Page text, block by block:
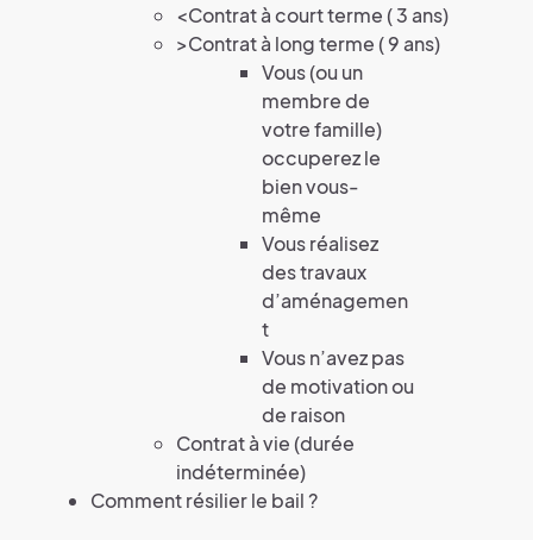
<Contrat à court terme ( 3 ans)
>Contrat à long terme ( 9 ans)
Vous (ou un
membre de
votre famille)
occuperez le
bien vous-
même
Vous réalisez
des travaux
d’aménagemen
t
Vous n’avez pas
de motivation ou
de raison
Contrat à vie (durée
indéterminée)
Comment résilier le bail ?